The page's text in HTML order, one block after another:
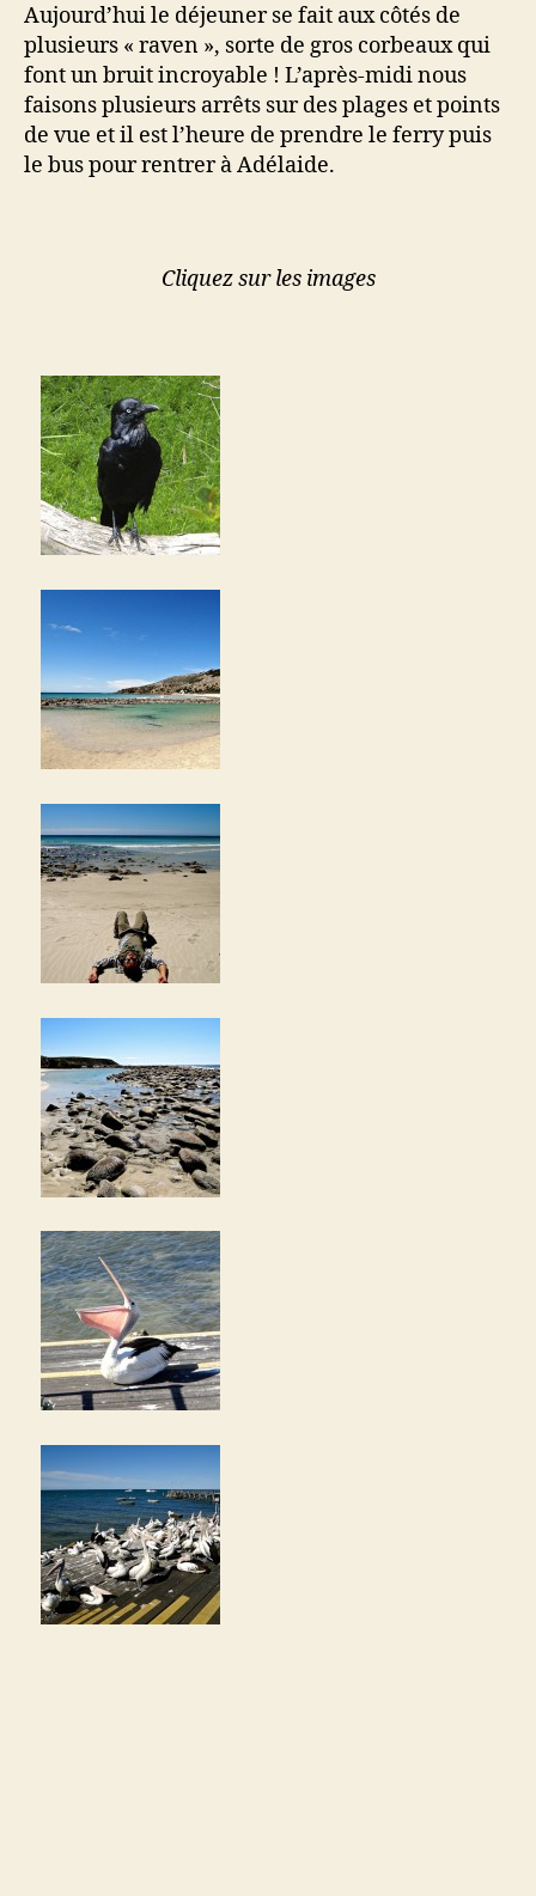
Aujourd’hui le déjeuner se fait aux côtés de
plusieurs « raven », sorte de gros corbeaux qui
font un bruit incroyable ! L’après-midi nous
faisons plusieurs arrêts sur des plages et points
de vue et il est l’heure de prendre le ferry puis
le bus pour rentrer à Adélaide.
Cliquez sur les images